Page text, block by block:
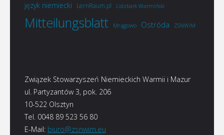
język niemiecki LernRaum.pl Lidzbark Warmiński
Mitteilungsblatt Mrągowo Ostróda ZSNWiM
Związek Stowarzyszeń Niemieckich Warmii i Mazur
ul. Partyzantów 3, pok. 206
10-522 Olsztyn
Tel. 0048 89 523 56 80
E-Mail: biuro@zsnwim.eu